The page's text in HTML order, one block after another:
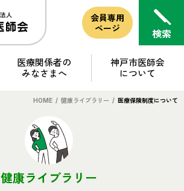
会員専用
ページ
医療関係者の
みなさまへ
神戸市医師会
について
HOME / 健康ライブラリー / 医療保険制度について
健康ライブラリー